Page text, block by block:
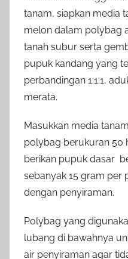
tanam, siapkan media
melon dalam polybag
tanah subur serta
pupuk kandang yang
perbandingan 1:1:1,
merata.
Masukkan media
polybag berukuran 50
berikan pupuk dasar
sebanyak 15 gram per
dengan penyiraman.
Polybag yang
lubang di bawahnya
air penyiraman agar